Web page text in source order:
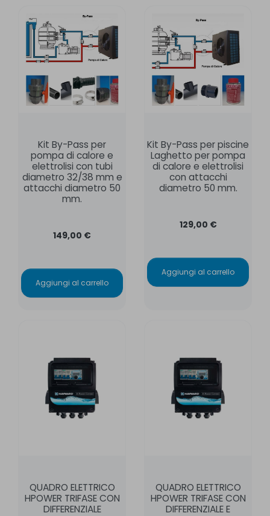
Kit By-Pass per
pompa di calore e
elettrolisi con tubi
diametro 32/38 mm e
attacchi diametro 50
mm.
149,00 €
Aggiungi al carrello
Kit By-Pass per piscine
Laghetto per pompa
di calore e elettrolisi
con attacchi
diametro 50 mm.
129,00 €
Aggiungi al carrello
QUADRO ELETTRICO
HPOWER TRIFASE CON
DIFFERENZIALE
QUADRO ELETTRICO
HPOWER TRIFASE CON
DIFFERENZIALE E